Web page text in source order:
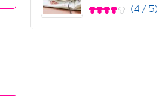
(4 / 5)